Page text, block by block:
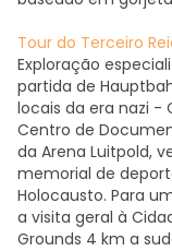
Tour do Terceiro
Exploração
partida de
locais da era nazi -
Centro de
da Arena Luitpold,
memorial de
Holocausto. Para
a visita geral à
Grounds 4 km a